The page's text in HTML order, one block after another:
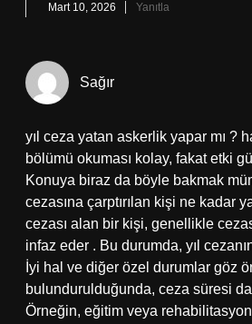
Mart 10, 2026 Yanıtla
Sağır
yıl ceza yatan askerlik yapar mı ?
bölümü okuması kolay, fakat etki
Konuya biraz da böyle bakmak
cezasına çarptırılan kişi ne kadar
cezası alan bir kişi, genellikle
infaz eder . Bu durumda, yıl
İyi hal ve diğer özel durumlar göz
bulundurulduğunda, ceza süresi
Örneğin, eğitim veya